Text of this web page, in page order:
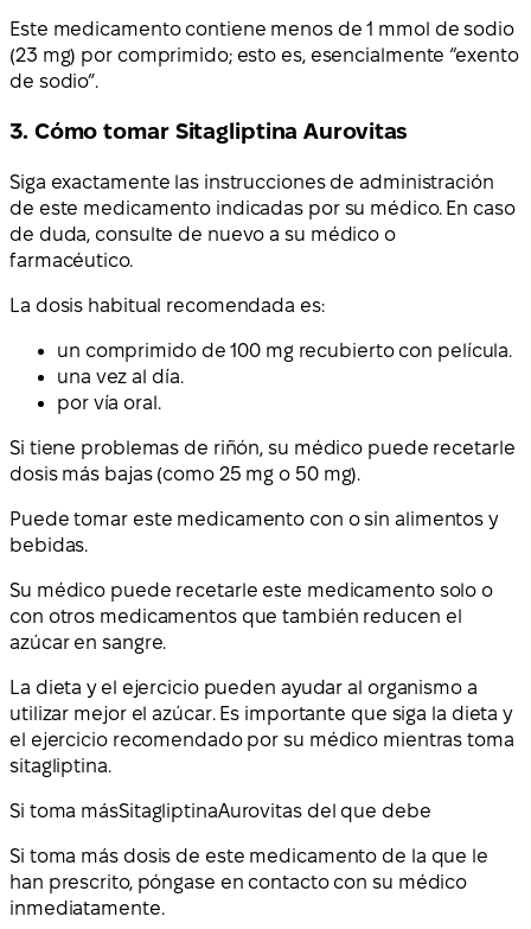
Este medicamento contiene menos de 1 mmol de sodio
(23 mg) por comprimido; esto es, esencialmente “exento
de sodio”.
3. Cómo tomar Sitagliptina Aurovitas
Siga exactamente las instrucciones de administración
de este medicamento indicadas por su médico. En caso
de duda, consulte de nuevo a su médico o
farmacéutico.
La dosis habitual recomendada es:
un comprimido de 100 mg recubierto con película.
una vez al día.
por vía oral.
Si tiene problemas de riñón, su médico puede recetarle
dosis más bajas (como 25 mg o 50 mg).
Puede tomar este medicamento con o sin alimentos y
bebidas.
Su médico puede recetarle este medicamento solo o
con otros medicamentos que también reducen el
azúcar en sangre.
La dieta y el ejercicio pueden ayudar al organismo a
utilizar mejor el azúcar. Es importante que siga la dieta y
el ejercicio recomendado por su médico mientras toma
sitagliptina.
Si toma másSitagliptinaAurovitas del que debe
Si toma más dosis de este medicamento de la que le
han prescrito, póngase en contacto con su médico
inmediatamente.